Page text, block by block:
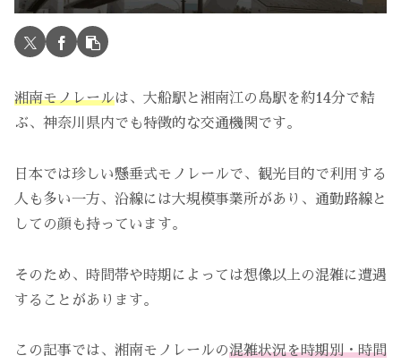
湘南モノレールは、大船駅と湘南江の島駅を約14分で結
ぶ、神奈川県内でも特徴的な交通機関です。
日本では珍しい懸垂式モノレールで、観光目的で利用する
人も多い一方、沿線には大規模事業所があり、通勤路線と
しての顔も持っています。
そのため、時間帯や時期によっては想像以上の混雑に遭遇
することがあります。
この記事では、湘南モノレールの混雑状況を時期別・時間